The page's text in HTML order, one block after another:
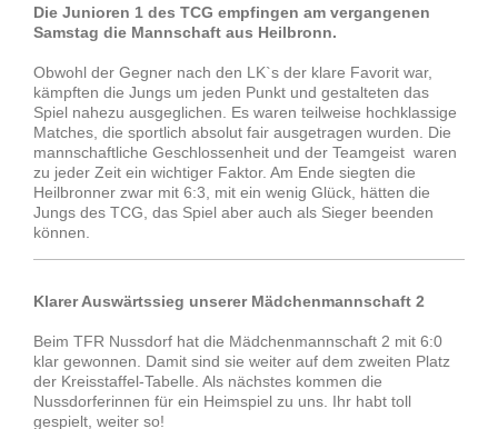
Die Junioren 1 des TCG empfingen am vergangenen
Samstag die Mannschaft aus Heilbronn.
Obwohl der Gegner nach den LK`s der klare Favorit war,
kämpften die Jungs um jeden Punkt und gestalteten das
Spiel nahezu ausgeglichen. Es waren teilweise hochklassige
Matches, die sportlich absolut fair ausgetragen wurden. Die
mannschaftliche Geschlossenheit und der Teamgeist waren
zu jeder Zeit ein wichtiger Faktor. Am Ende siegten die
Heilbronner zwar mit 6:3, mit ein wenig Glück, hätten die
Jungs des TCG, das Spiel aber auch als Sieger beenden
können.
Klarer Auswärtssieg unserer Mädchenmannschaft 2
Beim TFR Nussdorf hat die Mädchenmannschaft 2 mit 6:0
klar gewonnen. Damit sind sie weiter auf dem zweiten Platz
der Kreisstaffel-Tabelle. Als nächstes kommen die
Nussdorferinnen für ein Heimspiel zu uns. Ihr habt toll
gespielt, weiter so!